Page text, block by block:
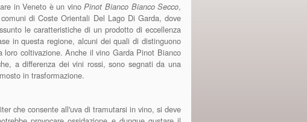
in Veneto è un vinoPinot Bianco Bianco Secco,
di Coste Orientali Del Lago Di Garda, dove
le caratteristiche di un prodotto di eccellenza
in questa regione, alcuni dei quali di distinguono
coltivazione. Anche il vino Garda Pinot Bianco
a differenza dei vini rossi, sono segnati da una
in trasformazione.
che consente all'uva di tramutarsi in vino, si deve